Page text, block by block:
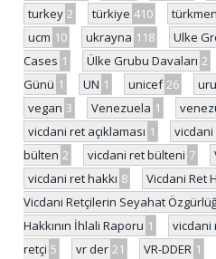
turkey 2 türkiye 410
ucm 10 ukrayna 118 Ulke
Cases 1 Ülke Grubu Davaları 2
Günü 1 UN 1 unicef 26
vegan 3 Venezuela 1
vicdani ret açıklaması 1
bülten 2 vicdani ret bülteni 7
vicdani ret hakkı 8
Vicdani Ret
Vicdani Retçilerin Seyahat
Hakkının İhlali Raporu 1 vicdani
retçi 5 vr der 21 VR-DDER 1